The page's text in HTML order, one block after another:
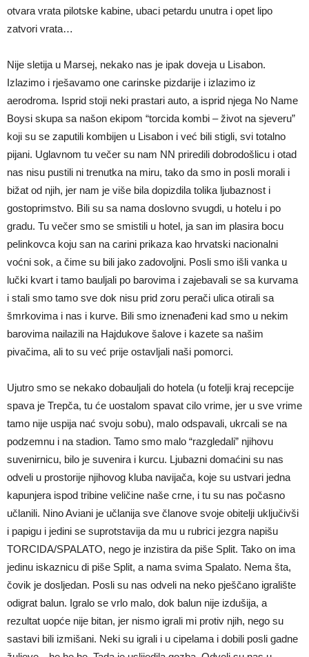
otvara vrata pilotske kabine, ubaci petardu unutra i opet lipo
zatvori vrata…
Nije sletija u Marsej, nekako nas je ipak doveja u Lisabon.
Izlazimo i rješavamo one carinske pizdarije i izlazimo iz
aerodroma. Isprid stoji neki prastari auto, a isprid njega No Name
Boysi skupa sa našon ekipom “torcida kombi – život na sjeveru”
koji su se zaputili kombijen u Lisabon i već bili stigli, svi totalno
pijani. Uglavnom tu večer su nam NN priredili dobrodošlicu i otad
nas nisu pustili ni trenutka na miru, tako da smo in posli morali i
bižat od njih, jer nam je više bila dopizdila tolika ljubaznost i
gostoprimstvo. Bili su sa nama doslovno svugdi, u hotelu i po
gradu. Tu večer smo se smistili u hotel, ja san im plasira bocu
pelinkovca koju san na carini prikaza kao hrvatski nacionalni
voćni sok, a čime su bili jako zadovoljni. Posli smo išli vanka u
lučki kvart i tamo bauljali po barovima i zajebavali se sa kurvama
i stali smo tamo sve dok nisu prid zoru perači ulica otirali sa
šmrkovima i nas i kurve. Bili smo iznenađeni kad smo u nekim
barovima nailazili na Hajdukove šalove i kazete sa našim
pivačima, ali to su već prije ostavljali naši pomorci.
Ujutro smo se nekako dobauljali do hotela (u fotelji kraj recepcije
spava je Trepča, tu će uostalom spavat cilo vrime, jer u sve vrime
tamo nije uspija nać svoju sobu), malo odspavali, ukrcali se na
podzemnu i na stadion. Tamo smo malo “razgledali” njihovu
suvenirnicu, bilo je suvenira i kurcu. Ljubazni domaćini su nas
odveli u prostorije njihovog kluba navijača, koje su ustvari jedna
kapunjera ispod tribine veličine naše crne, i tu su nas počasno
učlanili. Nino Aviani je učlanija sve članove svoje obitelji uključivši
i papigu i jedini se suprotstavija da mu u rubrici jezgra napišu
TORCIDA/SPALATO, nego je inzistira da piše Split. Tako on ima
jedinu iskaznicu di piše Split, a nama svima Spalato. Nema šta,
čovik je dosljedan. Posli su nas odveli na neko pješčano igralište
odigrat balun. Igralo se vrlo malo, dok balun nije izdušija, a
rezultat uopće nije bitan, jer nismo igrali mi protiv njih, nego su
sastavi bili izmišani. Neki su igrali i u cipelama i dobili posli gadne